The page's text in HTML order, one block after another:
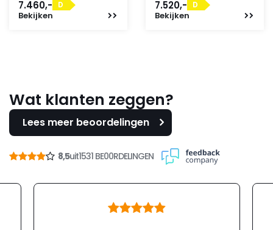
7.460,- D
Bekijken
7.520,- D
Bekijken
Wat klanten zeggen?
Lees meer beoordelingen
8,5uit1531 BE00RDELINGEN